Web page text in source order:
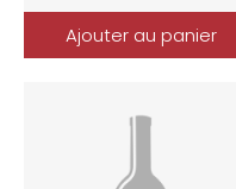
Ajouter au panier